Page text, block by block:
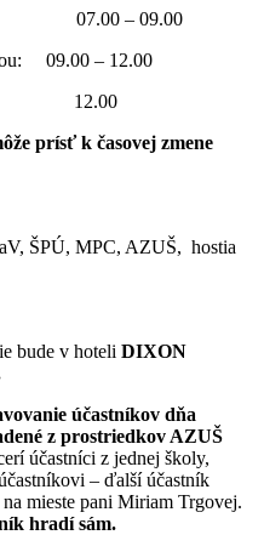
– 09.00
09.00 – 12.00
prísť k časovej zmene
ŠPÚ, MPC, AZUŠ, hostia
bude v hoteli DIXON
účastníkov dňa
z prostriedkov AZUŠ
účastníci z jednej školy,
– ďalší účastník
mieste pani Miriam Trgovej.
hradí sám.